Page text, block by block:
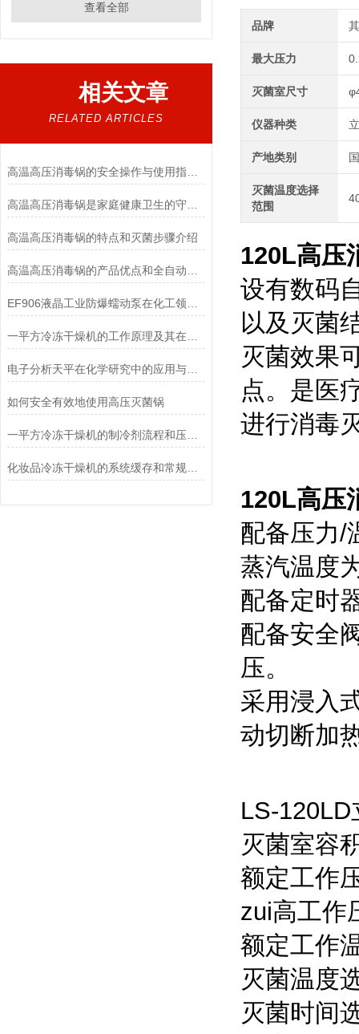
查看全部
相关文章
RELATED ARTICLES
高温高压消毒锅的安全操作与使用指南说明
高温高压消毒锅的特点和灭菌步骤介绍
一平方冷冻干燥机的工作原理及其在材料科学中的重要性
电子分析天平在化学研究中的应用与优势说明
如何安全有效地使用高压灭菌锅
一平方冷冻干燥机的制冷剂流程和压缩空气流程
化妆品冷冻干燥机的系统缓存和常规冻干方法的优点
品牌
最大压力
灭菌室尺寸
仪器种类
产地类别
灭菌温度选择
范围
120L高压
设有数码
以及灭菌
灭菌效果
点。是医
进行消毒
120L高压
配备压力/
蒸汽温度
配备定时
配备安全
压。
采用浸入
动切断加
LS-
灭菌室容
额定工作
zui高工作
额定工作
灭菌温度
灭菌时间